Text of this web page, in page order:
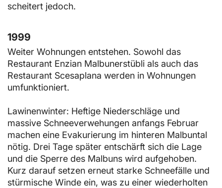
scheitert jedoch.
1999
Weiter Wohnungen entstehen. Sowohl das
Restaurant Enzian Malbunerstübli als auch das
Restaurant Scesaplana werden in Wohnungen
umfunktioniert.
Lawinenwinter: Heftige Niederschläge und
massive Schneeverwehungen anfangs Februar
machen eine Evakurierung im hinteren Malbuntal
nötig. Drei Tage später entschärft sich die Lage
und die Sperre des Malbuns wird aufgehoben.
Kurz darauf setzen erneut starke Schneefälle und
stürmische Winde ein, was zu einer wiederholten